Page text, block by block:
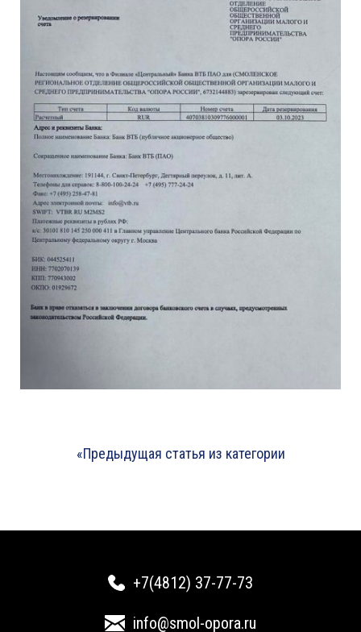
«Предыдущая статья из категории
+7(4812) 37-77-73
info@smol-opora.ru